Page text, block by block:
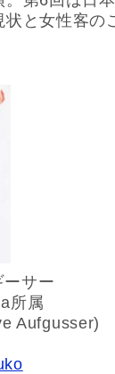
と女性客の
サー
所属
Aufgusser)